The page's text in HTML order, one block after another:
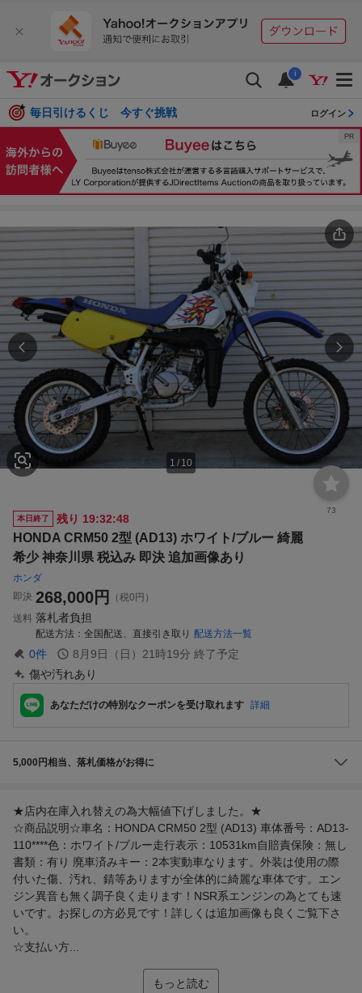
i
毎日引けるくじ 今すぐ挑戦 ログイン
1 / 10
73
本日終了
残り 19:32:47
HONDA CRM50 2型 (AD13) ホワイト/ブルー 綺麗
希少 神奈川県 税込み 即決 追加画像あり
ホンダ
即決 268,000円
（税0円）
送料 落札者負担
配送方法 全国配送、直接引き取り 配送方法一覧
0件 8月9日（日）21時19分 終了予定
傷や汚れあり
あなただけの特別なクーポンを受け取れます 詳細
5,000円相当、落札価格がお得に
★店内在庫入れ替えの為大幅値下げしました。★
☆商品説明☆車名：HONDA CRM50 2型 (AD13) 車体番号：AD13-
110****色：ホワイト/ブルー走行表示：10531km自賠責保険：無し
書類：有り 廃車済みキー：2本実動車なります。外装は使用の際
付いた傷、汚れ、錆等ありますが全体的に綺麗な車体です。エン
ジン異音も無く調子良く走ります！NSR系エンジンの為とても速
いです。お探しの方必見です！詳しくは追加画像も良くご覧下さ
い。
☆支払い方...
もっと読む